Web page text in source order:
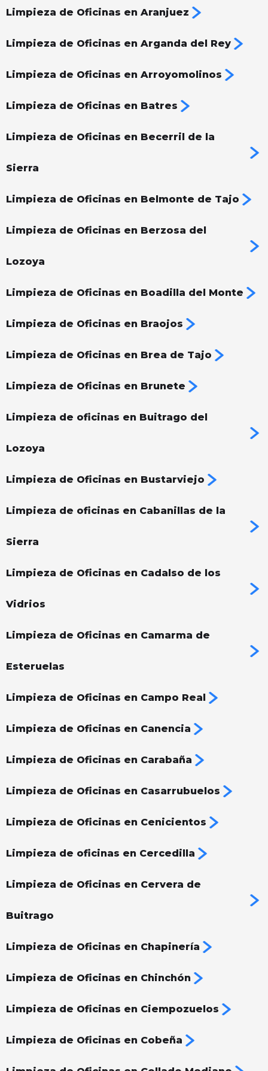
Limpieza de Oficinas en Aranjuez
Limpieza de Oficinas en Arganda del Rey
Limpieza de Oficinas en Arroyomolinos
Limpieza de Oficinas en Batres
Limpieza de Oficinas en Becerril de la
Sierra
Limpieza de Oficinas en Belmonte de Tajo
Limpieza de Oficinas en Berzosa del
Lozoya
Limpieza de Oficinas en Boadilla del Monte
Limpieza de Oficinas en Braojos
Limpieza de Oficinas en Brea de Tajo
Limpieza de Oficinas en Brunete
Limpieza de oficinas en Buitrago del
Lozoya
Limpieza de Oficinas en Bustarviejo
Limpieza de oficinas en Cabanillas de la
Sierra
Limpieza de Oficinas en Cadalso de los
Vidrios
Limpieza de Oficinas en Camarma de
Esteruelas
Limpieza de Oficinas en Campo Real
Limpieza de Oficinas en Canencia
Limpieza de Oficinas en Carabaña
Limpieza de Oficinas en Casarrubuelos
Limpieza de Oficinas en Cenicientos
Limpieza de oficinas en Cercedilla
Limpieza de Oficinas en Cervera de
Buitrago
Limpieza de Oficinas en Chapinería
Limpieza de Oficinas en Chinchón
Limpieza de Oficinas en Ciempozuelos
Limpieza de Oficinas en Cobeña